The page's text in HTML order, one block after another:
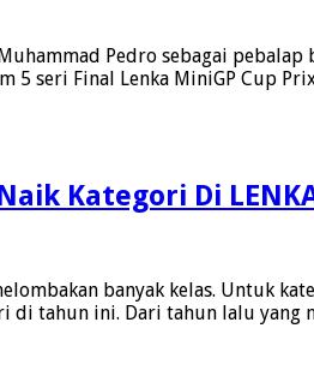
Pedro sebagai
5 seri Final Lenka MiniGP Cup
Kategori Di
banyak kelas. Untuk
di tahun ini. Dari tahun lalu yang